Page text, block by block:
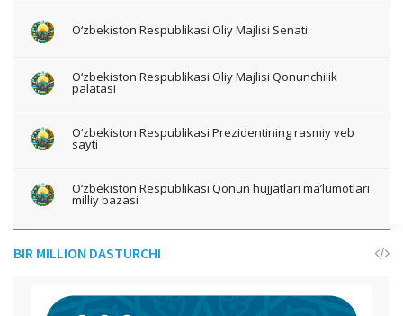
O‘zbekiston Respublikasi Oliy Majlisi Senati
O‘zbekiston Respublikasi Oliy Majlisi Qonunchilik
palatasi
O‘zbekiston Respublikasi Prezidentining rasmiy veb
sayti
O‘zbekiston Respublikasi Qonun hujjatlari ma’lumotlari
milliy bazasi
BIR MILLION DASTURCHI